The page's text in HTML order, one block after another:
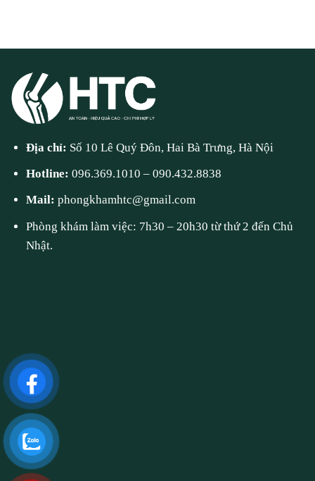
Địa chỉ: Số 10 Lê Quý Đôn, Hai Bà Trưng, Hà Nội
Hotline:096.369.1010 –090.432.8838
Mail:phongkhamhtc@gmail.com
Phòng khám làm việc: 7h30 – 20h30 từ thứ 2 đến Chủ
Nhật.